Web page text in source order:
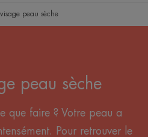
peau sèche
peau sèche
que faire ? Votre peau a
Pour retrouver le